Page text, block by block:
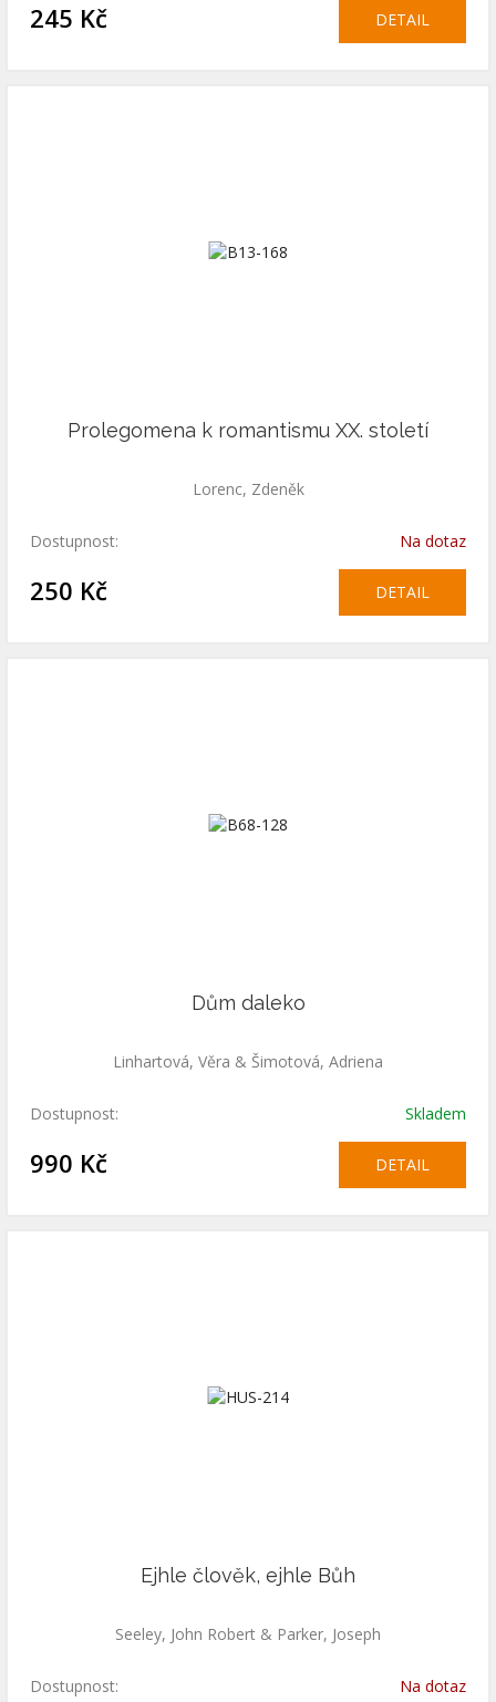
245 Kč DETAIL
Prolegomena k romantismu XX. století
Lorenc, Zdeněk
Dostupnost: Na dotaz
250 Kč DETAIL
Dům daleko
Linhartová, Věra & Šimotová, Adriena
Dostupnost: Skladem
990 Kč DETAIL
Ejhle člověk, ejhle Bůh
Seeley, John Robert & Parker, Joseph
Dostupnost: Na dotaz